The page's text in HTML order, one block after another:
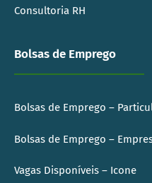
Consultoria RH
Bolsas de Emprego
Bolsas de Emprego –
Bolsas de Emprego –
Vagas Disponíveis – Icone